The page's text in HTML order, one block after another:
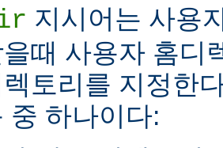
지시어는 사용
때 사용자 홈디
토리를 지정한
중 하나이다: